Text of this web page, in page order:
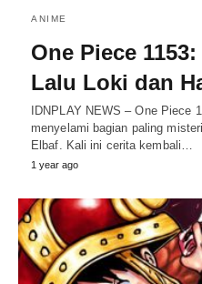
ANIME
One Piece
Lalu Loki dan
IDNPLAY NEWS – One Piece
menyelami bagian paling
Elbaf. Kali ini cerita kembali…
1 year ago